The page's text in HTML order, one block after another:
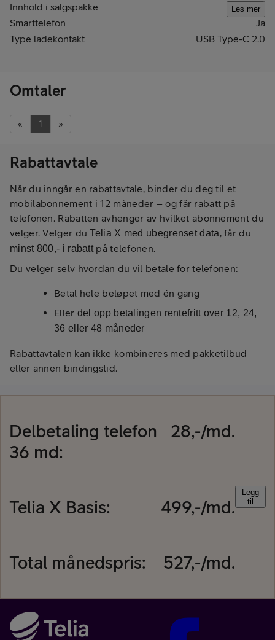
Innhold i salgspakke Les mer
Smarttelefon
Ja
Type ladekontakt
USB Type-C 2.0
Omtaler
« 1 »
Rabattavtale
Når du inngår en rabattavtale, binder du deg til et
mobilabonnement i 12 måneder – og får rabatt på
telefonen. Rabatten avhenger av hvilket abonnement du
velger. Velger duTelia X med ubegrenset data, får du
minst 800,- i rabatt på telefonen.
Du velger selv hvordan du vil betale for telefonen:
Betal hele beløpet med én gang
Eller del opp betalingen rentefritt over 12, 24,
36 eller 48 måneder
Rabattavtalen kan ikke kombineres med pakketilbud
eller annen bindingstid.
Delbetaling telefon
36 md:
28,-/md.
Telia X Basis: 499,-/md.
Total månedspris: 527,-/md.
Legg
til